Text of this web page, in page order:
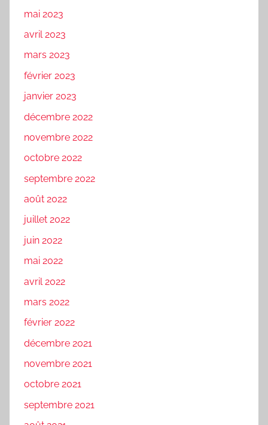
mai 2023
avril 2023
mars 2023
février 2023
janvier 2023
décembre 2022
novembre 2022
octobre 2022
septembre 2022
août 2022
juillet 2022
juin 2022
mai 2022
avril 2022
mars 2022
février 2022
décembre 2021
novembre 2021
octobre 2021
septembre 2021